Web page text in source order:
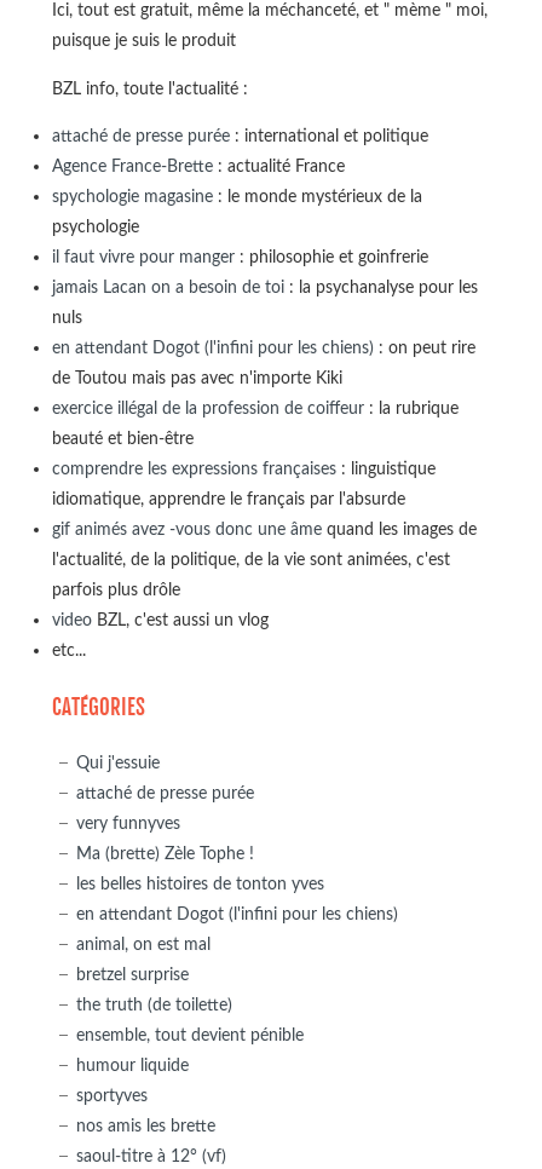
Ici, tout est gratuit, même la méchanceté, et " mème " moi,
puisque je suis le produit
BZL info, toute l'actualité :
attaché de presse purée: international et politique
Agence France-Brette: actualité France
spychologie magasine: le monde mystérieux de la
psychologie
il faut vivre pour manger: philosophie et goinfrerie
jamais Lacan on a besoin de toi: la psychanalyse pour les
nuls
en attendant Dogot (l'infini pour les chiens): on peut rire
de Toutou mais pas avec n'importe Kiki
exercice illégal de la profession de coiffeur: la rubrique
beauté et bien-être
comprendre les expressions françaises: linguistique
idiomatique, apprendre le français par l'absurde
gif animés avez -vous donc une âmequand les images de
l'actualité, de la politique, de la vie sont animées, c'est
parfois plus drôle
videoBZL, c'est aussi un vlog
etc...
CATÉGORIES
Qui j'essuie
attaché de presse purée
very funnyves
Ma (brette) Zèle Tophe !
les belles histoires de tonton yves
en attendant Dogot (l'infini pour les chiens)
animal, on est mal
bretzel surprise
the truth (de toilette)
ensemble, tout devient pénible
humour liquide
sportyves
nos amis les brette
saoul-titre à 12° (vf)